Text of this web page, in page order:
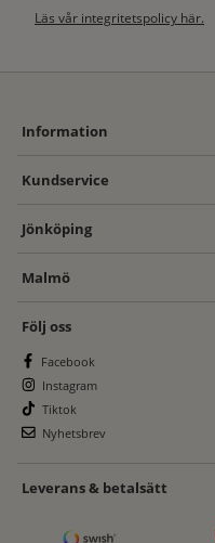
Läs vår integritetspolicy här.
Information
Kundservice
Jönköping
Malmö
Följ oss
Facebook
Instagram
Tiktok
Nyhetsbrev
Leverans & betalsätt